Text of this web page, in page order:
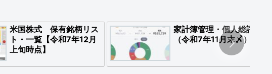
米国株式 保有銘柄リス
ト・一覧【令和7年12月
上旬時点】
家計簿管理・個人総評
（令和7年11月末〆）